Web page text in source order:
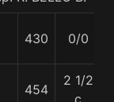
430 0/0
454
2 1/2
c